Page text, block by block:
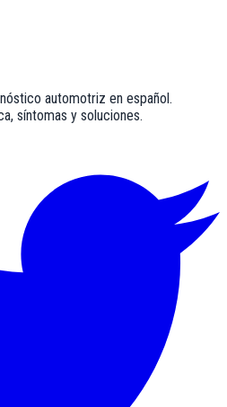
automotriz en español.
síntomas y soluciones.